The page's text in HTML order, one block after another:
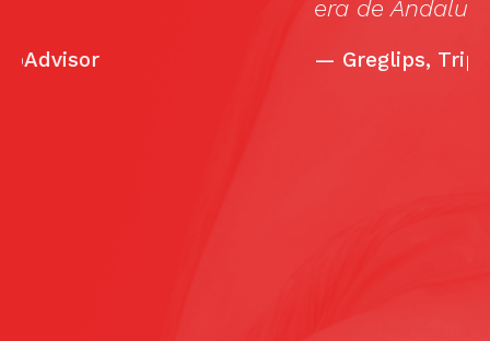
era de Andalucía y no es así. Visítenlo.»
—Greglips, TripAdvisor